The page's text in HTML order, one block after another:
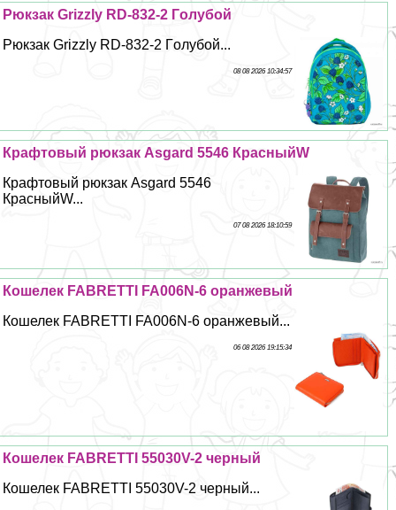
Рюкзак Grizzly RD-832-2 Гoлyбой
Рюкзак Grizzly RD-832-2 Гoлyбой...
08 08 2026 10:34:57
Крафтовый рюкзак Asgard 5546 КрасныйW
Крафтовый рюкзак Asgard 5546
КрасныйW...
07 08 2026 18:10:59
Кошелек FABRETTI FA006N-6 оранжевый
Кошелек FABRETTI FA006N-6 оранжевый...
06 08 2026 19:15:34
Кошелек FABRETTI 55030V-2 черный
Кошелек FABRETTI 55030V-2 черный...